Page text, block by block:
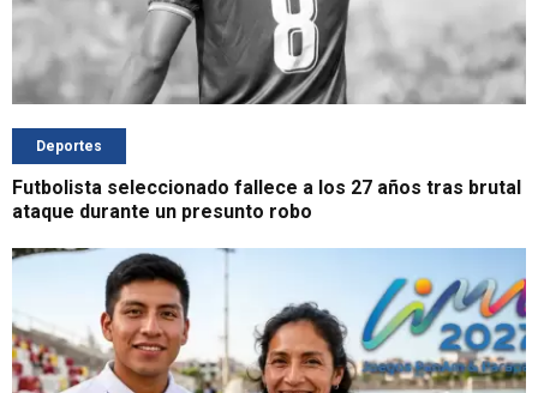
Deportes
Futbolista seleccionado fallece a los 27 años tras brutal
ataque durante un presunto robo